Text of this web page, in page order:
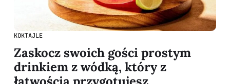
KOKTAJLE
Zaskocz swoich gości prostym
drinkiem z wódką, który z